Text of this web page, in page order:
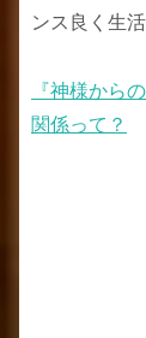
ンス良く生
『神様から
関係って？